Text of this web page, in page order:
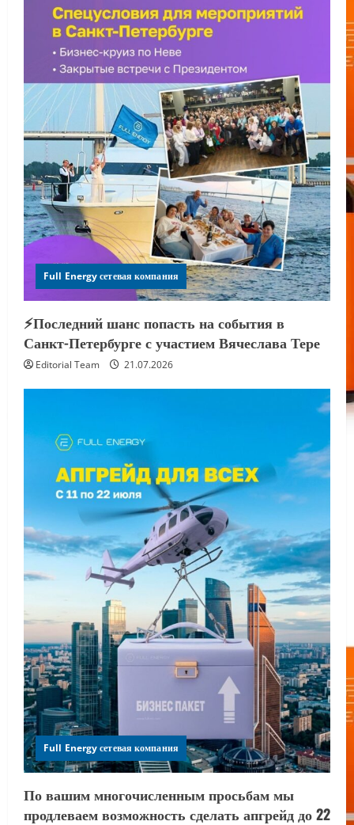
Full Energy сетевая компания
⚡️Последний шанс попасть на события в
Санкт-Петербурге с участием Вячеслава Тере
Editorial Team 21.07.2026
Full Energy сетевая компания
По вашим многочисленным просьбам мы
продлеваем возможность сделать апгрейд до 22